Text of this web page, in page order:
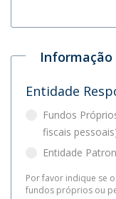
Informação
Entidade
Fundos
fiscais
Entidade
Por favor indique se o
fundos próprios ou